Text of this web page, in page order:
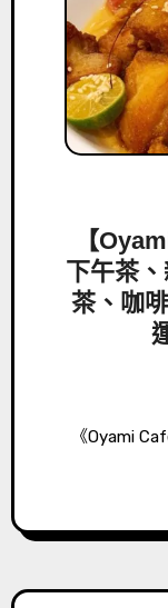
【
下午茶
茶、咖
《Oyami Cafe》餐廳外觀＆MENU介紹 聽晴晴說